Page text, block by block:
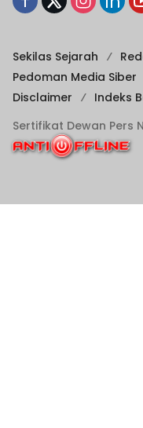
Sekilas Sejarah
Pedoman Media Siber
Disclaimer
Indeks
Sertifikat Dewan Pers